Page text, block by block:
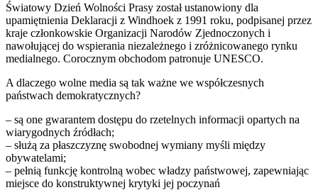
Światowy Dzień Wolności Prasy został ustanowiony dla
upamiętnienia Deklaracji z Windhoek z 1991 roku, podpisanej przez
kraje członkowskie Organizacji Narodów Zjednoczonych i
nawołującej do wspierania niezależnego i zróżnicowanego rynku
medialnego. Corocznym obchodom patronuje UNESCO.
A dlaczego wolne media są tak ważne we współczesnych
państwach demokratycznych?
– są one gwarantem dostępu do rzetelnych informacji opartych na
wiarygodnych źródłach;
– służą za płaszczyznę swobodnej wymiany myśli między
obywatelami;
– pełnią funkcję kontrolną wobec władzy państwowej, zapewniając
miejsce do konstruktywnej krytyki jej poczynań